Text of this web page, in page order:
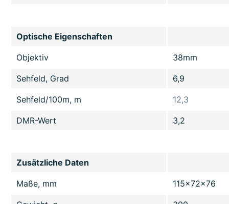
Optische Eigenschaften
Objektiv 38mm
Sehfeld, Grad 6,9
Sehfeld/100m, m 12,3
DMR-Wert 3,2
Zusätzliche Daten
Maße, mm 115x72x76